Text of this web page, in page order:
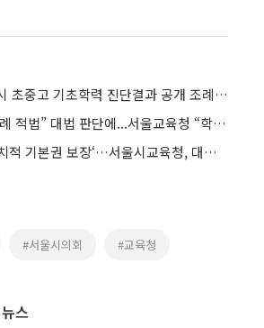
중고 기초학력 진단결과 공개 조례 적법"
“기초학력 공개 조례 적법” 대법 판단에...서울교육청 “학교 서열화 우려”
‘기초학력·교원 정치적 기본권 보장‘…서울시교육청, 대선공약 제안
#서울시의회 #교육청
스